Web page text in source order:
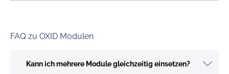
FAQ zu OXID Modulen
Kann ich mehrere Module gleichzeitig einsetzen?